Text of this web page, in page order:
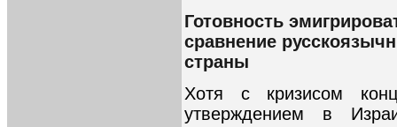
Готовность
сравнение
страны
Хотя с кризисом
утверждением в